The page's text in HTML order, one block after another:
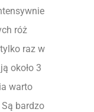
róż
raz w
około 3
warto
bardzo